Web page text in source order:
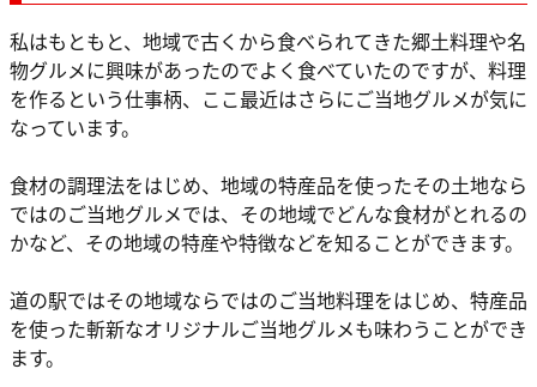
私はもともと、地域で古くから食べられてきた郷土料理や名
物グルメに興味があったのでよく食べていたのですが、料理
を作るという仕事柄、ここ最近はさらにご当地グルメが気に
なっています。
食材の調理法をはじめ、地域の特産品を使ったその土地なら
ではのご当地グルメでは、その地域でどんな食材がとれるの
かなど、その地域の特産や特徴などを知ることができます。
道の駅ではその地域ならではのご当地料理をはじめ、特産品
を使った斬新なオリジナルご当地グルメも味わうことができ
ます。